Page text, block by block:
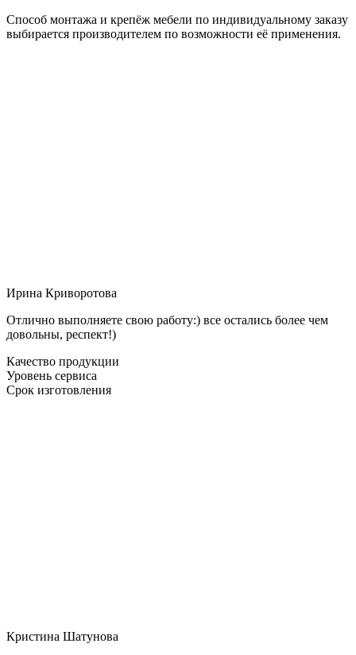
Способ монтажа и крепёж мебели по индивидуальному заказу
выбирается производителем по возможности её применения.
Ирина Криворотова
Отлично выполняете свою работу:) все остались более чем
довольны, респект!)
Качество продукции
Уровень сервиса
Срок изготовления
Кристина Шатунова